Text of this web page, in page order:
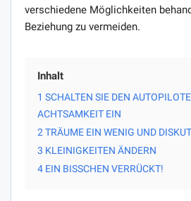
verschiedene Möglichkeiten
Beziehung zu vermeiden.
Inhalt
1 SCHALTEN SIE DEN
ACHTSAMKEIT EIN
2 TRÄUME EIN WENIG UND
3 KLEINIGKEITEN ÄNDERN
4 EIN BISSCHEN VERRÜCKT!